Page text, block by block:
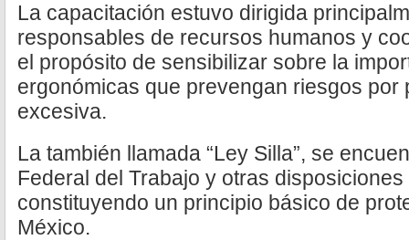
La capacitación estuvo dirigida
responsables de recursos humanos y
el propósito de sensibilizar sobre la
ergonómicas que prevengan riesgos por
excesiva.
La también llamada “Ley Silla”, se
Federal del Trabajo y otras
constituyendo un principio básico de
México.